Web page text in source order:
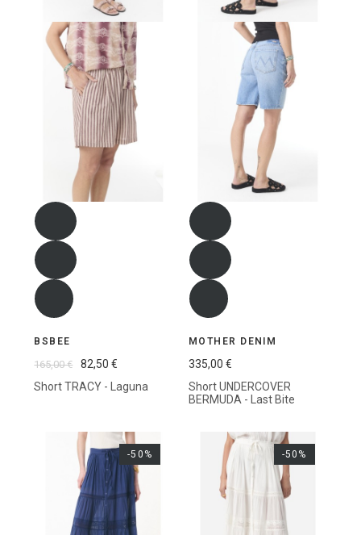
BSBEE
Short TRACY - Laguna
165,00 € 82,50 €
MOTHER DENIM
Short UNDERCOVER
BERMUDA - Last Bite
335,00 €
-50% -50%